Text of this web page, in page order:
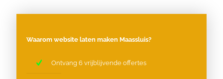
Waarom website laten maken Maassluis?
Ontvang 6 vrijblijvende offertes